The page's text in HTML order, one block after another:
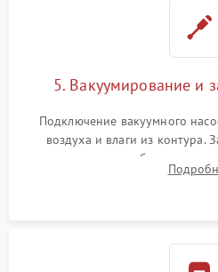
5. Вакуумирование и
Подключение вакуумного
воздуха и влаги из контура.
дозированным объемом
электронным весам. Контроль